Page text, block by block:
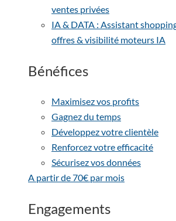
ventes privées
IA & DATA : Assistant
offres & visibilité moteurs IA
Bénéfices
Maximisez vos profits
Gagnez du temps
Développez votre clientèle
Renforcez votre efficacité
Sécurisez vos données
A partir de 70€ par mois
Engagements